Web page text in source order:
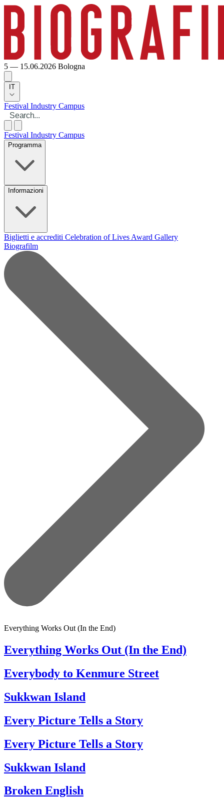
5 — 15.06.2026 Bologna
IT
Festival Industry Campus
Festival Industry Campus
Programma
Informazioni
Biglietti e accrediti Celebration of Lives Award Gallery
Biografilm
Everything Works Out (In the End)
Everything Works Out (In the End)
Everybody to Kenmure Street
Sukkwan Island
Every Picture Tells a Story
Every Picture Tells a Story
Sukkwan Island
Broken English